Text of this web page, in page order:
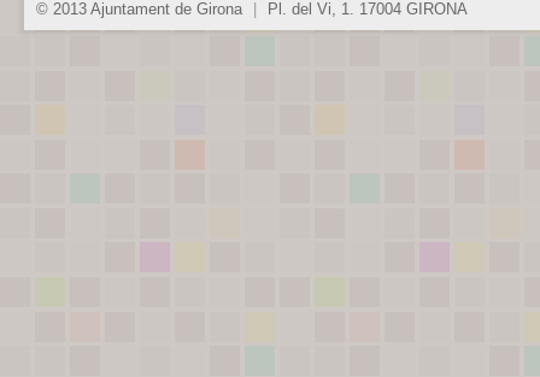
© 2013 Ajuntament de Girona Pl. del Vi, 1. 17004 GIRONA